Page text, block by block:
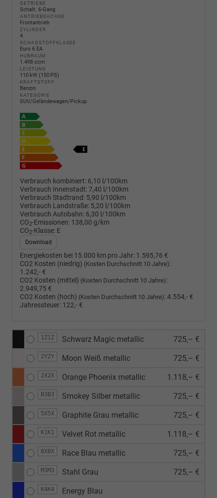
GETRIEBE
Schalt. 6-Gang
ANTRIEBSACHSE
Frontantrieb
ZYLINDER
4
SCHADSTOFFKLASSE
Euro 6 EA
HUBRAUM
1.498 ccm
LEISTUNG
110 kW (150 PS)
KRAFTSTOFF
Benzin
KATEGORIE
SUV/Geländewagen/Pickup
Verbrauch kombiniert: 6,10 l/100km
Verbrauch Innenstadt:7,40 l/100km
Verbrauch Stadtrand: 5,90 l/100km
Verbrauch Landstraße: 5,20 l/100km
Verbrauch Autobahn: 6,30 l/100km
CO2-Emissionen: 138,00 g/km
CO2-Klasse: E
Download
Energiekosten bei 15.000 km pro Jahr: 1.595,76 €
CO2 Kosten (niedrig) (Kosten Durchschnitt 10 Jahre):
1.242,- €
CO2 Kosten (mittel) (Kosten Durchschnitt 10 Jahre):
2.949,75 €
CO2 Kosten (hoch) (Kosten Durchschnitt 10 Jahre):4.554,- €
Jahressteuer: 122,- €
1Z1Z Schwarz Magic metallic 725,– €
2Y2Y Moon Weiß metallic 725,– €
2X2X Orange Phoenix metallic 1.118,– €
B3B3 Smokey Silber metallic 725,– €
5X5X Graphite Grau metallic 725,– €
K1K1 Velvet Rot metallic 1.118,– €
8X8X Race Blau metallic 725,– €
M3M3 Stahl Grau 725,– €
K4K4 Energy Blau